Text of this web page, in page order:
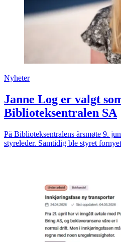
Nyheter
Janne Log er valgt
Biblioteksentralen SA
På Biblioteksentralens årsmøte 9.
styreleder. Samtidig ble styret